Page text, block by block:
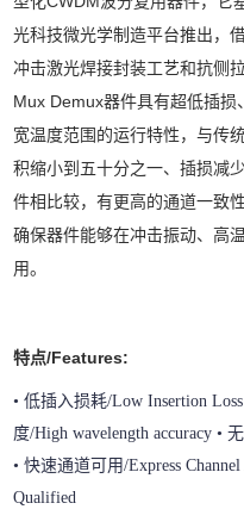
光科技微光学制造平台推出，
冲击激光焊接封装工艺和抗侧
Mux Demux器件具有超低插
宽温度范围的运行特性，与传
积缩小到五十分之一、插损减
件相比较，有更高的通道一致
确保器件能够在冲击振动、高
用。
特点/Features:
• 低插入损耗/Low Insertion
度/High wavelength accuracy •
• 快速通道可用/Express
Qualified